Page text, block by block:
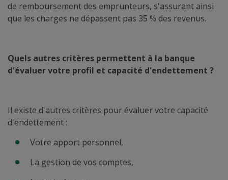
de remboursement des emprunteurs, s'assurant ainsi
que les charges ne dépassent pas 35 % des revenus.
Quels autres critères permettent à la banque
d'évaluer votre profil et capacité d'endettement ?
Il existe d'autres critères pour évaluer votre capacité
d'endettement :
Votre apport personnel,
La gestion de vos comptes,